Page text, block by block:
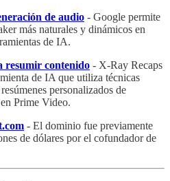
de audio - Google permite
más naturales y dinámicos en
de IA.
resumir contenido - X-Ray Recaps
de IA que utiliza técnicas
personalizados de
Prime Video.
- El dominio fue previamente
de dólares por el cofundador de